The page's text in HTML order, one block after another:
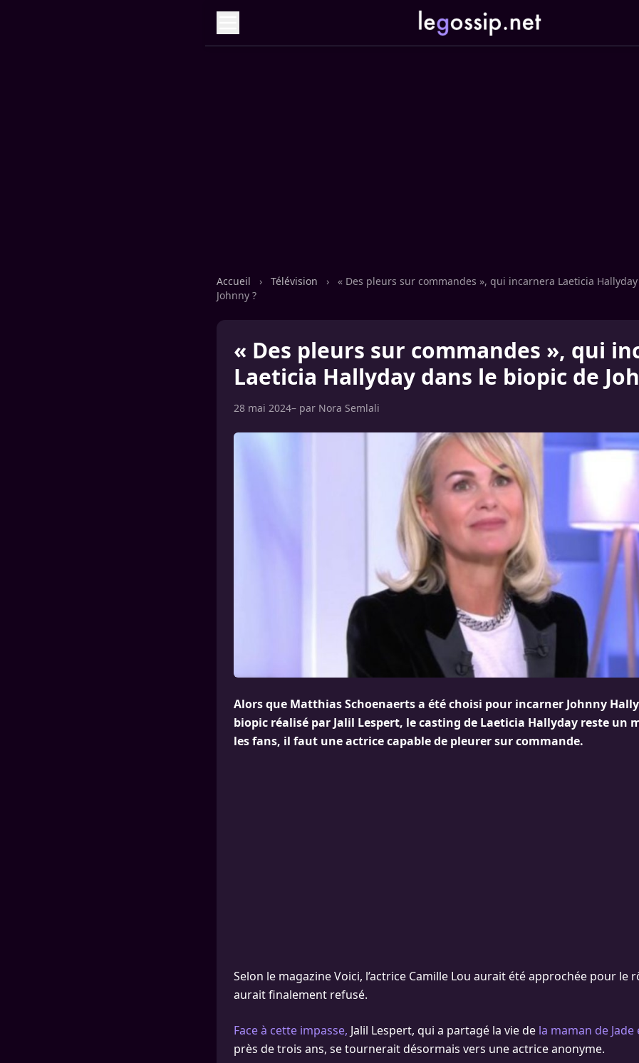
Accueil › Télévision ›
« Des pleurs sur commandes », qui incarnera Laeticia
Johnny ?
« Des pleurs sur commandes », qui
Laeticia Hallyday dans le biopic de
28 mai 2024– par Nora Semlali
Alors que Matthias Schoenaerts a été choisi pour incarner Johnny
biopic réalisé par Jalil Lespert, le casting de Laeticia Hallyday reste un
les fans, il faut une actrice capable de pleurer sur commande.
Selon le magazine Voici, l’actrice Camille Lou aurait été approchée pour le
aurait finalement refusé.
Face à cette impasse, Jalil Lespert, qui a partagé la vie de la maman de Jade
près de trois ans, se tournerait désormais vers une actrice anonyme.